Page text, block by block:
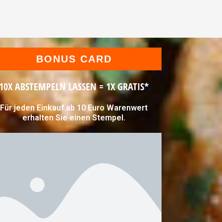
BONUS CARD
ABSTEMPELN LASSEN = 1X GRATIS*
Für jeden Einkauf ab 10 Euro Warenwert
erhalten Sie einen Stempel.